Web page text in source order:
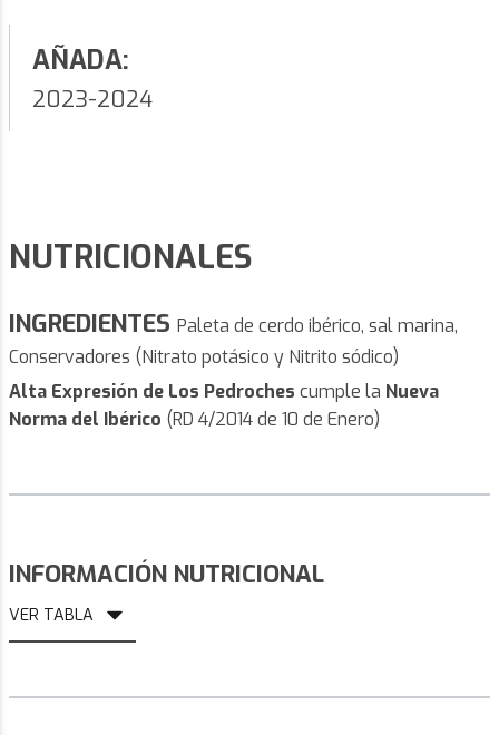
AÑADA:
2023-2024
NUTRICIONALES
INGREDIENTES Paleta de cerdo ibérico, sal marina,
Conservadores (Nitrato potásico y Nitrito sódico)
Alta Expresión de Los Pedroches cumple la Nueva
Norma del Ibérico (RD 4/2014 de 10 de Enero)
INFORMACIÓN NUTRICIONAL
VER TABLA